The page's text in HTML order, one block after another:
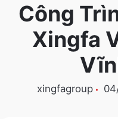
Công
Xingfa
xingfagroup